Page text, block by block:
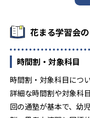
論理的
より高度な論理的思考
高学年に適している
算数やSなぞぺー、読
映像化宿題によって語
を自ら立てるカリキ
行う」という当事者
やその先の学びに必要
花まる学習会
時間割・対象科目
時間割・対象科目につ
詳細な時間割や対象科
回の通塾が基本で、幼